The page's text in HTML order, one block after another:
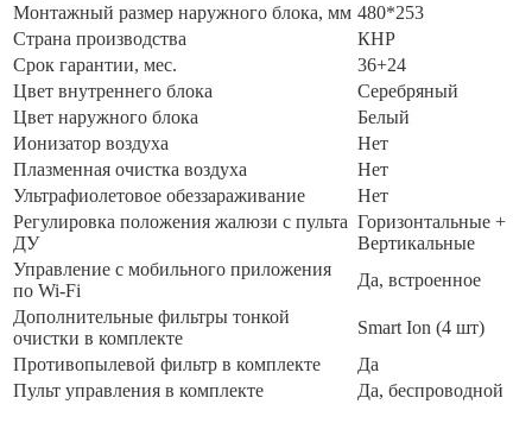
Монтажный размер наружного блока, мм 480*253
Страна производства
КНР
Срок гарантии, мес.
36+24
Цвет внутреннего блока
Серебряный
Цвет наружного блока
Белый
Ионизатор воздуха
Нет
Плазменная очистка воздуха
Нет
Ультрафиолетовое обеззараживание
Нет
Регулировка положения жалюзи с пульта
ДУ
Горизонтальные +
Вертикальные
Управление c мобильного приложения
по Wi-Fi
Да, встроенное
Дополнительные фильтры тонкой
очистки в комплекте
Smart Ion (4 шт)
Противопылевой фильтр в комплекте
Да
Пульт управления в комплекте
Да, беспроводной